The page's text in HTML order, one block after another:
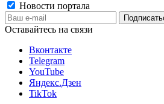
Новости портала
Оставайтесь на связи
Вконтакте
Telegram
YouTube
Яндекс.Дзен
TikTok